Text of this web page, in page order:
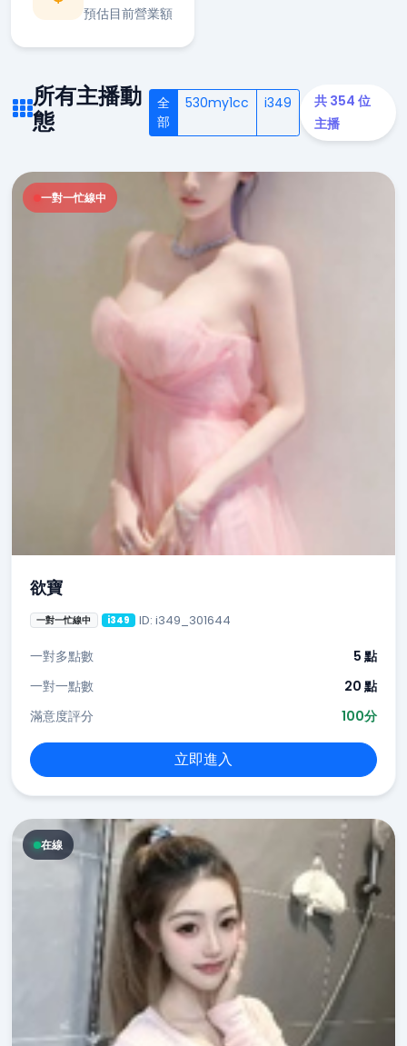
預估目前營業額
所有主播動
態
全
部
530my1cc i349
共 354 位
主播
一對一忙線中
欲寶
一對一忙線中 i349 ID: i349_301644
一對多點數
5 點
一對一點數
20 點
滿意度評分
100分
立即進入
在線